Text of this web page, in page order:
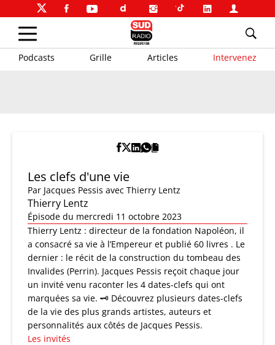
Podcasts Grille Articles Intervenez
Les clefs d'une vie
Par Jacques Pessis avec Thierry Lentz
Thierry Lentz
Épisode du mercredi 11 octobre 2023
Thierry Lentz : directeur de la fondation Napoléon, il
a consacré sa vie à l’Empereur et publié 60 livres . Le
dernier : le récit de la construction du tombeau des
Invalides (Perrin). Jacques Pessis reçoit chaque jour
un invité venu raconter les 4 dates-clefs qui ont
marquées sa vie. 🗝 Découvrez plusieurs dates-clefs
de la vie des plus grands artistes, auteurs et
personnalités aux côtés de Jacques Pessis.
Les invités